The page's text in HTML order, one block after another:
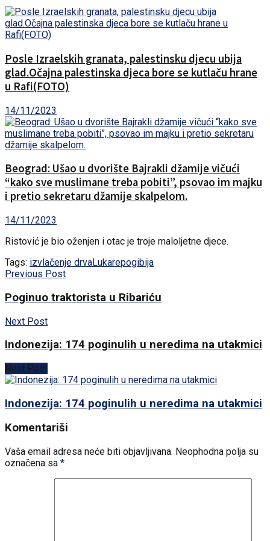
Posle Izraelskih granata, palestinsku djecu ubija
glad.Očajna palestinska djeca bore se kutlaču hrane
u Rafi(FOTO)
14/11/2023
Beograd: Ušao u dvorište Bajrakli džamije vičući
“kako sve muslimane treba pobiti”, psovao im majku
i pretio sekretaru džamije skalpelom.
14/11/2023
Ristović je bio oženjen i otac je troje maloljetne djece.
Tags: izvlačenje drvaLukarepogibija
Previous Post
Poginuo traktorista u Ribariću
Next Post
Indonezija: 174 poginulih u neredima na utakmici
Next Post
Indonezija: 174 poginulih u neredima na utakmici
Komentariši
Vaša email adresa neće biti objavljivana. Neophodna polja su
označena sa *